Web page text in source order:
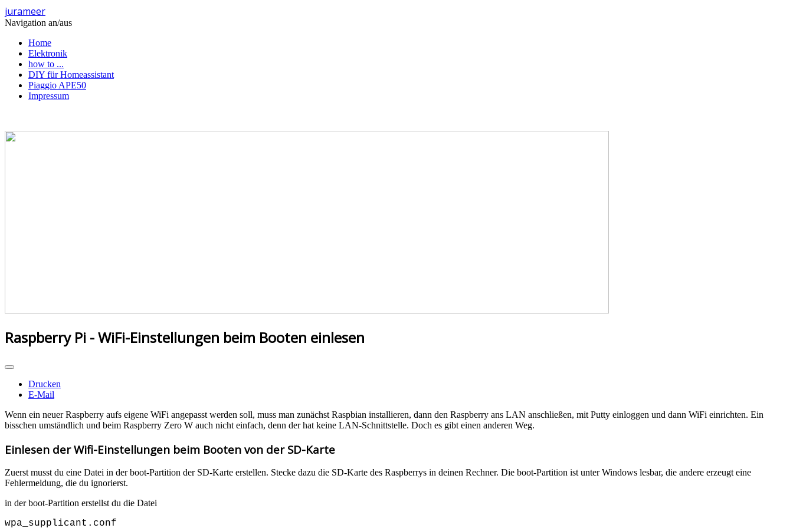
jurameer
Navigation an/aus
Home
Elektronik
how to ...
DIY für Homeassistant
Piaggio APE50
Impressum
Raspberry Pi - WiFi-Einstellungen beim Booten einlesen
Drucken
E-Mail
Wenn ein neuer Raspberry aufs eigene WiFi angepasst werden soll, muss man zunächst Raspbian installieren, dann den Raspberry ans LAN anschließen, mit Putty einloggen und dann WiFi einrichten. Ein
bisschen umständlich und beim Raspberry Zero W auch nicht einfach, denn der hat keine LAN-Schnittstelle. Doch es gibt einen anderen Weg.
Einlesen der Wifi-Einstellungen beim Booten von der SD-Karte
Zuerst musst du eine Datei in der boot-Partition der SD-Karte erstellen. Stecke dazu die SD-Karte des Raspberrys in deinen Rechner. Die boot-Partition ist unter Windows lesbar, die andere erzeugt eine
Fehlermeldung, die du ignorierst.
in der boot-Partition erstellst du die Datei
wpa_supplicant.conf